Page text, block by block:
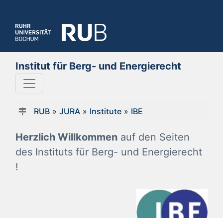
Institut für Berg- und Energierecht
RUB» JURA» Institute» IBE
Herzlich Willkommen auf den Seiten
des Instituts für Berg- und Energierecht
!